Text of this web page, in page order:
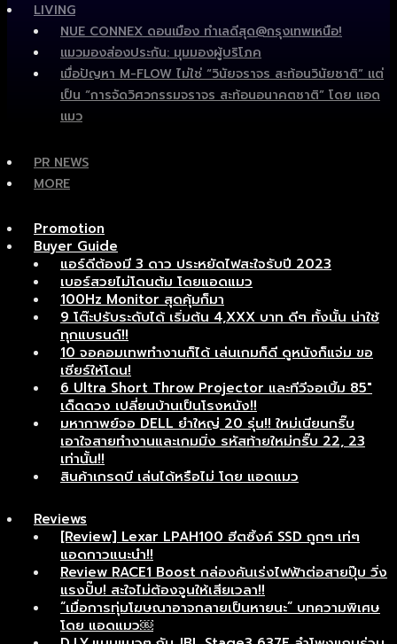
LIVING
NUE CONNEX ดอนเมือง ทำเลดีสุด@กรุงเทพเหนือ!
แมวมองส่องประกัน: มุมมองผู้บริโภค
เมื่อปัญหา M-FLOW ไม่ใช่ “วินัยจราจร สะท้อนวินัยชาติ” แต่
เป็น “การจัดวิศวกรรมจราจร สะท้อนอนาคตชาติ” โดย แอด
แมว
PR NEWS
MORE
Promotion
Buyer Guide
แอร์ดีต้องมี 3 ดาว ประหยัดไฟสะใจรับปี 2023
เบอร์สวยไม่โดนต้ม โดยแอดแมว
100Hz Monitor สุดคุ้มก็มา
9 โต๊ะปรับระดับได้ เริ่มต้น 4,XXX บาท ดีๆ ทั้งนั้น น่าใช้
ทุกแบรนด์!!
10 จอคอมเทพทำงานก็ได้ เล่นเกมก็ดี ดูหนังก็แจ่ม ขอ
เชียร์ให้โดน!
6 Ultra Short Throw Projector และทีวีจอเบิ้ม 85″
เด็ดดวง เปลี่ยนบ้านเป็นโรงหนัง!!
มหากาพย์จอ DELL ยำใหญ่ 20 รุ่น!! ใหม่เนียนกริ๊บ
เอาใจสายทำงานและเกมมิ่ง รหัสท้ายใหม่กริ๊บ 22, 23
เท่านั้น!!
สินค้าเกรดบี เล่นได้หรือไม่ โดย แอดแมว
Reviews
[Review] Lexar LPAH100 ฮีตซิ้งค์ SSD ถูกๆ เท่ๆ
แอดกาวแนะนำ!!
Review RACE1 Boost กล่องคันเร่งไฟฟ้าต่อสายปุ๊บ วิ่ง
แรงปั๊บ! สะใจไม่ต้องจูนให้เสียเวลา!!
“เมื่อการทุ่มโฆษณาอาจกลายเป็นหายนะ” บทความพิเศษ
โดย แอดแมว￼